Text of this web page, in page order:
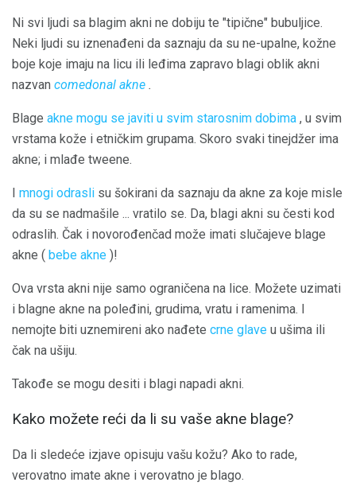
Ni svi ljudi sa blagim akni ne dobiju te "tipične" bubuljice.
Neki ljudi su iznenađeni da saznaju da su ne-upalne, kožne
boje koje imaju na licu ili leđima zapravo blagi oblik akni
nazvan comedonal akne .
Blage akne mogu se javiti u svim starosnim dobima , u svim
vrstama kože i etničkim grupama. Skoro svaki tinejdžer ima
akne; i mlađe tweene.
I mnogi odrasli su šokirani da saznaju da akne za koje misle
da su se nadmašile ... vratilo se. Da, blagi akni su česti kod
odraslih. Čak i novorođenčad može imati slučajeve blage
akne ( bebe akne )!
Ova vrsta akni nije samo ograničena na lice. Možete uzimati
i blagne akne na poleđini, grudima, vratu i ramenima. I
nemojte biti uznemireni ako nađete crne glave u ušima ili
čak na ušiju.
Takođe se mogu desiti i blagi napadi akni.
Kako možete reći da li su vaše akne blage?
Da li sledeće izjave opisuju vašu kožu? Ako to rade,
verovatno imate akne i verovatno je blago.